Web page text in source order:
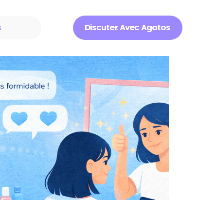
Discutez Avec Agatos
Discuter Avec Agatos